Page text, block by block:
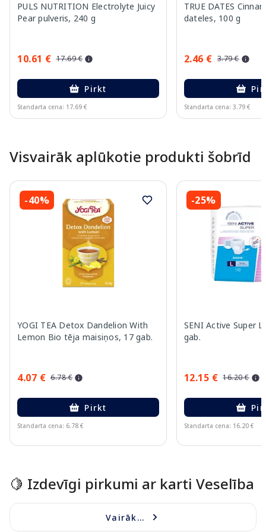
PULS NUTRITION Electrolyte Juicy
Pear pulveris, 240 g
10.61 € 17.69 €
Pirkt
Standarta cena: 17.69 €
TRUE DATES
dateles, 100 g
2.46 € 3.79 €
Standarta cena: 3.79 €
Visvairāk aplūkotie produkti šobrīd
-40%
YOGI TEA Detox Dandelion With
Lemon Bio tēja maisiņos, 17 gab.
4.07 € 6.78 €
Pirkt
Standarta cena: 6.78 €
-25%
SENI Active Super
gab.
12.15 € 16.20 €
Standarta cena: 16.20 €
🍋 Izdevīgi pirkumi ar karti Veselība
Vairāk...